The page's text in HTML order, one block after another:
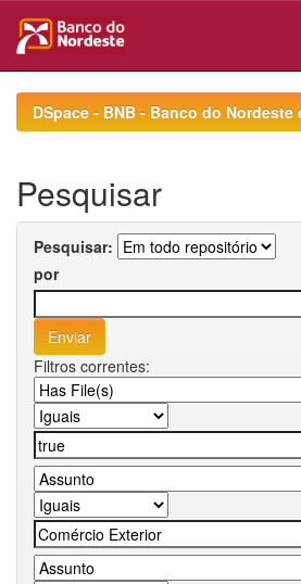
navigationDSpace - BNB - Banco do Nordeste
Pesquisar
Pesquisar:
por
Filtros correntes: